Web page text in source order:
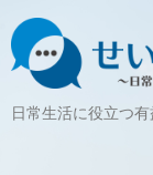
日常生活に役立つ